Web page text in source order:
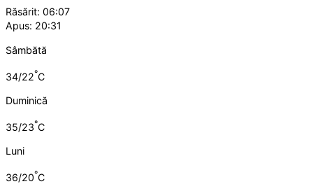
Răsărit: 06:07
Apus: 20:31
Sâmbătă
34/22°C
Duminică
35/23°C
Luni
36/20°C